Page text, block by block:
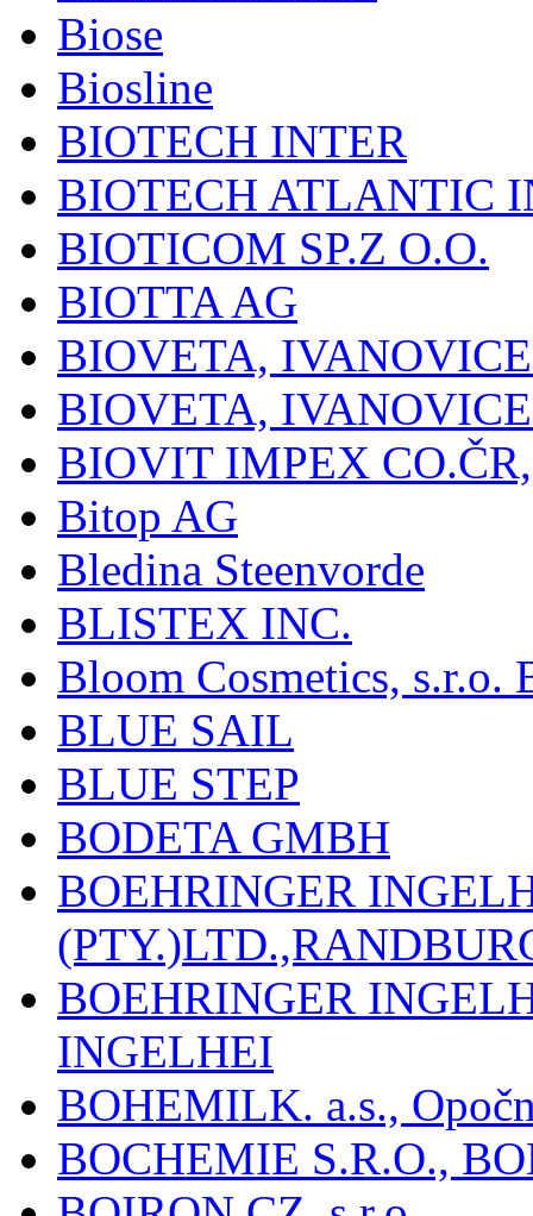
Biose
Biosline
BIOTECH INTER
BIOTECH ATLANTIC
BIOTICOM SP.Z O.O.
BIOTTA AG
BIOVETA,
BIOVETA,
BIOVIT IMPEX
Bitop AG
Bledina Steenvorde
BLISTEX INC.
Bloom Cosmetics, s.r.o.
BLUE SAIL
BLUE STEP
BODETA GMBH
BOEHRINGER
BOEHRINGER
INGELHEI
BOHEMILK. a.s.,
BOCHEMIE S.R.O.,